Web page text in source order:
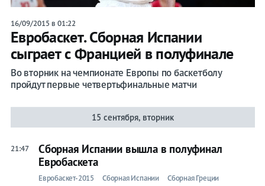
16/09/2015 в 01:22
Евробаскет. Сборная Испании
сыграет с Францией в полуфинале
Во вторник на чемпионате Европы по баскетболу
пройдут первые четвертьфинальные матчи
15 сентября, вторник
21:47
Сборная Испании вышла в полуфинал
Евробаскета
Евробаскет-2015 Сборная Испании Сборная Греции